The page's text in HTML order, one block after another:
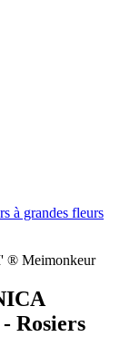
à grandes fleurs
® Meimonkeur
Rosiers